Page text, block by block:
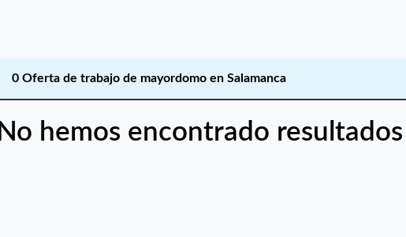
0 Oferta de trabajo de mayordomo en Salamanca
No hemos encontrado